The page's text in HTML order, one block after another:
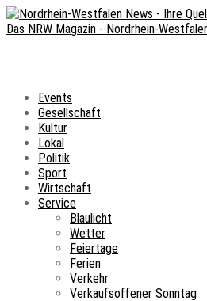
Events
Gesellschaft
Kultur
Lokal
Politik
Sport
Wirtschaft
Service
Blaulicht
Wetter
Feiertage
Ferien
Verkehr
Verkaufsoffener Sonntag